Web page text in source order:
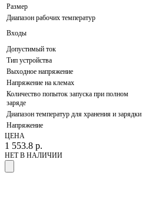
Размер
Диапазон рабочих температур
Входы
Допустимый ток
Тип устройства
Выходное напряжение
Напряжение на клемах
Количество попыток запуска при полном
заряде
Диапазон температур для хранения и зарядки
Напряжение
ЦЕНА
1 553.8 р.
НЕТ В НАЛИЧИИ